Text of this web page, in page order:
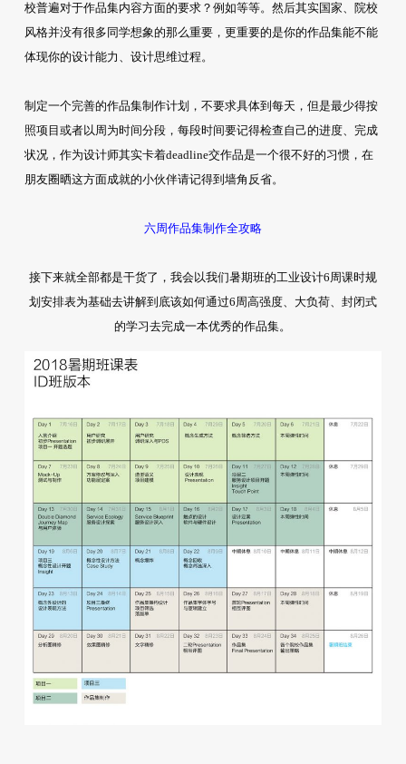
校普遍对于作品集内容方面的要求？例如等等。然后其实国家、院校
风格并没有很多同学想象的那么重要，更重要的是你的作品集能不能
体现你的设计能力、设计思维过程。
制定一个完善的作品集制作计划，不要求具体到每天，但是最少得按
照项目或者以周为时间分段，每段时间要记得检查自己的进度、完成
状况，作为设计师其实卡着deadline交作品是一个很不好的习惯，在
朋友圈晒这方面成就的小伙伴请记得到墙角反省。
六周作品集制作全攻略
接下来就全部都是干货了，我会以我们暑期班的工业设计6周课时规
划安排表为基础去讲解到底该如何通过6周高强度、大负荷、封闭式
的学习去完成一本优秀的作品集。